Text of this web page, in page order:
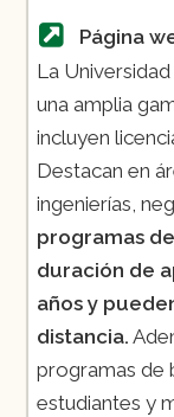
Página
La
una amplia
incluyen
Destacan en
ingenierías,
programas
duración de
años y
distancia.
programas de
estudiantes y